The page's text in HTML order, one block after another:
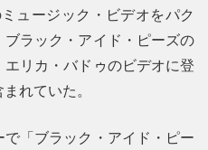
ュージック・ビデオをパク
ラック・アイド・ピーズの
リカ・バドゥのビデオに登
れていた。
「ブラック・アイド・ピー